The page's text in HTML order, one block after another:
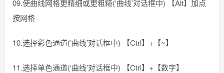
09.使曲线网格更精细或更粗糙(‘曲线’对话框中) 【Alt】加点
按网格
10.选择彩色通道(‘曲线’对话框中) 【Ctrl】+【~】
11.选择单色通道(‘曲线’对话框中) 【Ctrl】+【数字】